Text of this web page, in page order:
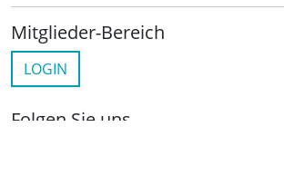
Mitglieder-Bereich
LOGIN
Folgen Sie uns